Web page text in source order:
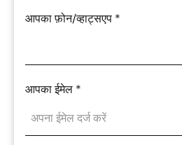
आपका फ़ोन/व्हाट्सएप *
आपका ईमेल *